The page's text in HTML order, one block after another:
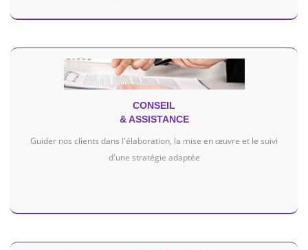
CONSEIL
& ASSISTANCE
Guider nos clients dans l'élaboration, la mise en œuvre et le suivi
d'une stratégie adaptée